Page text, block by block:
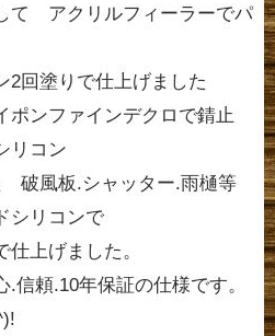
て アクリルフィーラーでパ
2回塗りで仕上げました
ンファインデクロで錆止
リコン
破風板.シャッター.雨樋等
シリコンで
上げました。
信頼.10年保証の仕様です。